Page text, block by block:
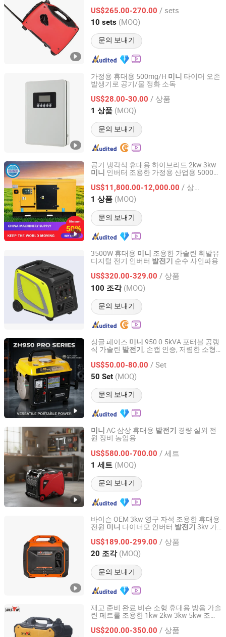
US$265.00-270.00 / sets
10 sets (MOQ)
문의 보내기
Shanghai, China 이후 2024
가정용 휴대용 500mg/H 미니 타이머 오존
발생기로 공기/물 정화 소독
US$28.00-30.00 / 상품
1 상품 (MOQ)
문의 보내기
Guangzhou Quanju Ozone Technology Co., Ltd.
Guangdong, China 이후 2018
공기 냉각식 휴대용 하이브리드 2kw 3kw
미니 인버터 조용한 가정용 산업용 5000
US$11,800.00-12,000.00 / 상품
1 상품 (MOQ)
문의 보내기
Shandong China Transport Group Co., Ltd.
Shandong, China 이후 2025
3500W 휴대용 미니 조용한 가솔린 휘발유
디지털 전기 인버터 발전기
순수 사인파용
US$320.00-329.00 / 상품
100 조각 (MOQ)
문의 보내기
Zhejiang Xingyue Industry Co., Ltd.
Zhejiang, China 이후 2017
싱글 페이즈 미니 950 0.5kVA 포터블 공랭
식 가솔린 발전기 , 손캡 인증, 저렴한 소형
US$50.00-80.00 / Set
50 Set (MOQ)
문의 보내기
Taizhou Genour Power Machinery Co., Ltd.
Zhejiang, China 이후 2009
미니 AC 삼상 휴대용 발전기
경량 실외 전
원 장비 농업용
US$580.00-700.00 / 세트
1 세트 (MOQ)
문의 보내기
Shandong Chihai Machinery Technology Co., Ltd
Shandong, China 이후 2026
바이슨 OEM 3kw 영구 자석 조용한 휴대용
전원 미니 다이너모 인버터 발전기 3kv 가
US$189.00-299.00 / 상품
20 조각 (MOQ)
문의 보내기
Zhejiang Bison Machinery Co., Ltd.
Zhejiang, China 이후 2017
재고 준비 완료 비슨 소형 휴대용 방음 가솔
린 페트롤 조용한 1kw 2kw 3kw 5kw 조용
US$200.00-350.00 / 상품
Zhejiang Bison Machinery Co., Ltd.